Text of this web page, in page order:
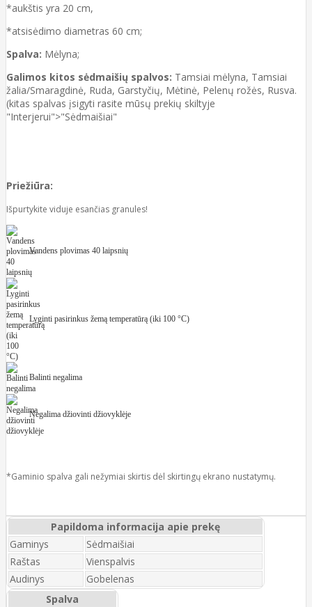
*aukštis yra 20 cm,
*atsisėdimo diametras 60 cm;
Spalva: Mėlyna;
Galimos kitos sėdmaišių spalvos: Tamsiai mėlyna, Tamsiai
žalia/Smaragdinė, Ruda, Garstyčių, Mėtinė, Pelenų rožės, Rusva.
(kitas spalvas įsigyti rasite mūsų prekių skiltyje
"Interjerui">"Sėdmaišiai"
Priežiūra:
Išpurtykite viduje esančias granules!
Vandens plovimas 40 laipsnių
Lyginti pasirinkus žemą temperatūrą (iki 100 °C)
Balinti negalima
Negalima džiovinti džiovyklėje
*Gaminio spalva gali nežymiai skirtis dėl skirtingų ekrano nustatymų.
Papildoma informacija apie prekę
Gaminys
Sėdmaišiai
Raštas
Vienspalvis
Audinys
Gobelenas
Spalva